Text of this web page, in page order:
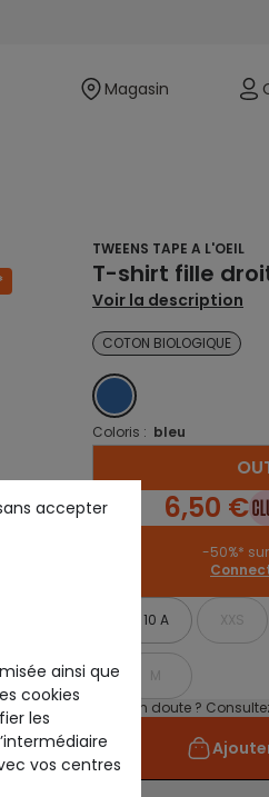
Magasin
TWEENS TAPE A L'OEIL
T-shirt fille
Voir la description
COTON BIOLOGIQUE
BLEU
Coloris : bleu
6,50 €
-50%*
10 A XXS
M
Un doute ?
ainsi que
cookies
les
vos centres
accepter